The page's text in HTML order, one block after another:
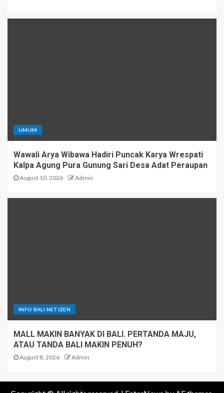
UMUM
Wawali Arya Wibawa Hadiri Puncak Karya Wrespati
Kalpa Agung Pura Gunung Sari Desa Adat Peraupan
August 10, 2026 Admin
INFO BALI NETIZEN
MALL MAKIN BANYAK DI BALI. PERTANDA MAJU,
ATAU TANDA BALI MAKIN PENUH?
August 8, 2026 Admin